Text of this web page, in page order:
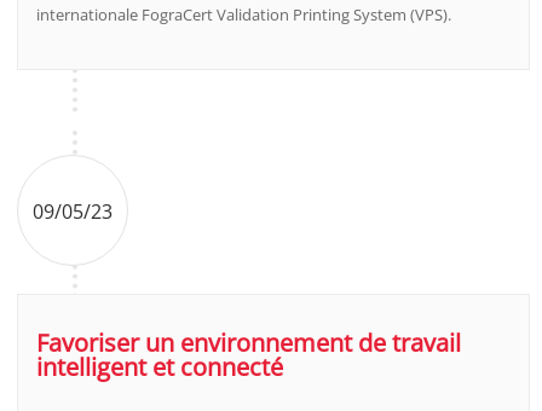
internationale FograCert Validation Printing System (VPS).
09/05/23
Favoriser un environnement de travail
intelligent et connecté